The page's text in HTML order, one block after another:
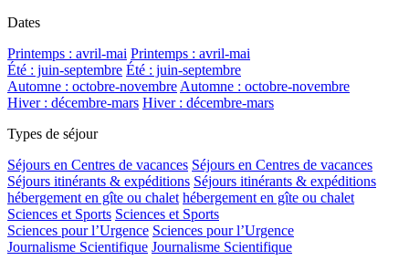
Dates
Printemps : avril-mai Printemps : avril-mai
Été : juin-septembre Été : juin-septembre
Automne : octobre-novembre Automne : octobre-novembre
Hiver : décembre-mars Hiver : décembre-mars
Types de séjour
Séjours en Centres de vacances Séjours en Centres de vacances
Séjours itinérants & expéditions Séjours itinérants & expéditions
hébergement en gîte ou chalet hébergement en gîte ou chalet
Sciences et Sports Sciences et Sports
Sciences pour l’Urgence Sciences pour l’Urgence
Journalisme Scientifique Journalisme Scientifique